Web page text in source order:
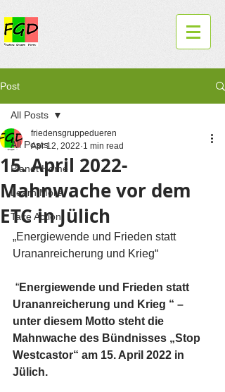
Post
All Posts
Planet Home
Learn More
Take Action
All Posts
15. April 2022-
Mahnwache vor dem
ETC in Jülich
friedensgruppedueren
Apr 12, 2022 1 min read
„Energiewende und Frieden statt
Urananreicherung und Krieg“
“Energiewende und Frieden statt
Urananreicherung und Krieg “ –
unter diesem Motto steht die
Mahnwache des Bündnisses „Stop
Westcastor“ am 15. April 2022 in
Jülich.